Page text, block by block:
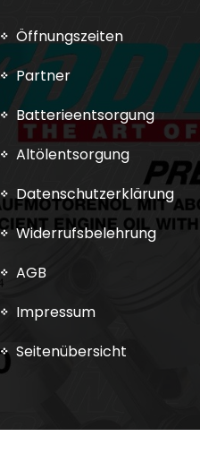
Öffnungszeiten
Partner
Batterieentsorgung
Altölentsorgung
Datenschutzerklärung
Widerrufsbelehrung
AGB
Impressum
Seitenübersicht